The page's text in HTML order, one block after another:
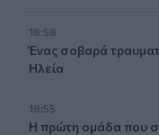
18:58
Ένας σοβαρά
Ηλεία
18:55
Η πρώτη ομάδα που